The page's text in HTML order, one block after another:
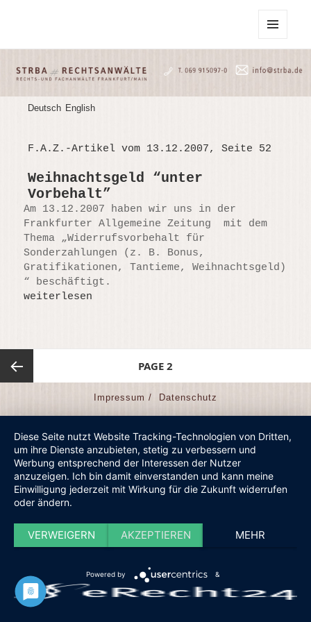
WIDGETS
Deutsch English
F.A.Z.-Artikel vom 13.12.2007, Seite 52
Weihnachtsgeld “unter
Vorbehalt”
Am 13.12.2007 haben wir uns in der
Frankfurter Allgemeine Zeitung mit dem
Thema „Widerrufsvorbehalt für
Sonderzahlungen (z. B. Bonus,
Gratifikationen, Tantieme, Weihnachtsgeld)
“ beschäftigt.
weiterlesen
page
PAGE 2
Impressum / Datenschutz
Diese Seite nutzt Website Tracking-Technologien von Dritten,
um ihre Dienste anzubieten, stetig zu verbessern und
Werbung entsprechend der Interessen der Nutzer
anzuzeigen. Ich bin damit einverstanden und kann meine
Einwilligung jederzeit mit Wirkung für die Zukunft widerrufen
oder ändern.
VERWEIGERN AKZEPTIEREN MEHR
Powered by &